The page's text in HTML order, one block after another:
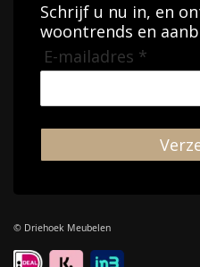
Schrijf u nu in, en
woontrends en
E-mailadres *
© Driehoek Meubelen